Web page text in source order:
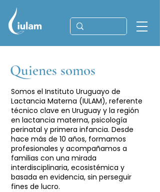
Quienes somos
Somos el Instituto Uruguayo de
Lactancia Materna (IULAM), referente
técnico clave en Uruguay y la región
en lactancia materna, psicología
perinatal y primera infancia. Desde
hace más de 10 años, formamos
profesionales y acompañamos a
familias con una mirada
interdisciplinaria, ecosistémica y
basada en evidencia, sin perseguir
fines de lucro.